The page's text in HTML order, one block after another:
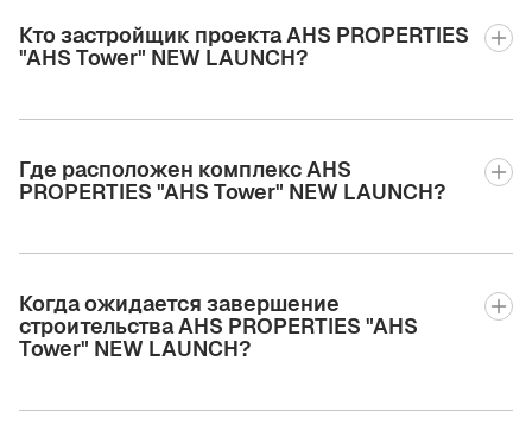
Кто застройщик проекта AHS PROPERTIES
"AHS Tower" NEW LAUNCH?
Где расположен комплекс AHS
PROPERTIES "AHS Tower" NEW LAUNCH?
Когда ожидается завершение
строительства AHS PROPERTIES "AHS
Tower" NEW LAUNCH?